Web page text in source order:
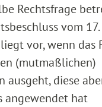
Rechtsfrage
vom 17.
vor, wenn das
(mutmaßlichen)
ausgeht, diese
angewendet hat